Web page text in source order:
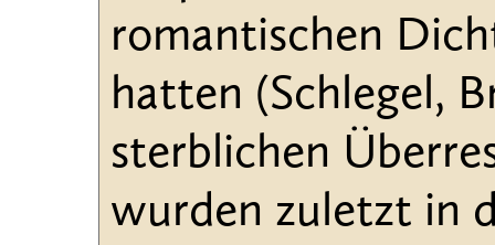
romantischen
hatten (Schlegel,
sterblichen
wurden zuletzt in